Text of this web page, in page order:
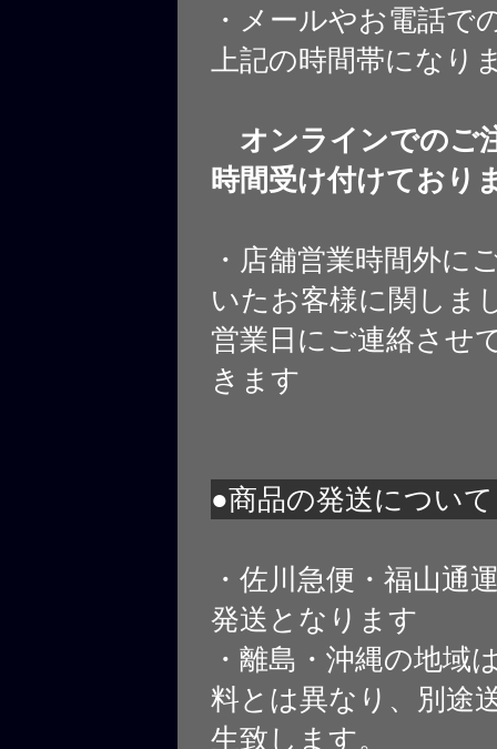
・メールやお電話で
上記の時間帯になり
オンラインでのご
時間受け付けており
・店舗営業時間外に
いたお客様に関しま
営業日にご連絡させ
きます
●商品の発送について
・佐川急便・福山通
発送となります
・離島・沖縄の地域
料とは異なり、別途
生致します。